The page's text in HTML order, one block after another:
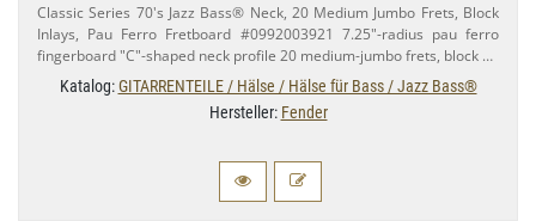
Classic Series 70's Jazz Bass® Neck, 20 Medium Jumbo Frets, Block
Inlays, Pau Ferro Fretboard #0992003921 7.​25"-​radius pau ferro
fingerboard "C"-​shaped neck profile 20 medium-​jumbo frets, block …
Katalog:GITARRENTEILE / Hälse / Hälse für Bass / Jazz Bass®
Hersteller: Fender